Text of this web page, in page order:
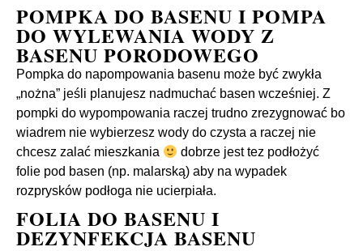
POMPKA DO BASENU I POMPA
DO WYLEWANIA WODY Z
BASENU PORODOWEGO
Pompka do napompowania basenu może być zwykła
„nożna” jeśli planujesz nadmuchać basen wcześniej. Z
pompki do wypompowania raczej trudno zrezygnować bo
wiadrem nie wybierzesz wody do czysta a raczej nie
chcesz zalać mieszkania
dobrze jest tez podłożyć
folie pod basen (np. malarską) aby na wypadek
rozprysków podłoga nie ucierpiała.
FOLIA DO BASENU I
DEZYNFEKCJA BASENU